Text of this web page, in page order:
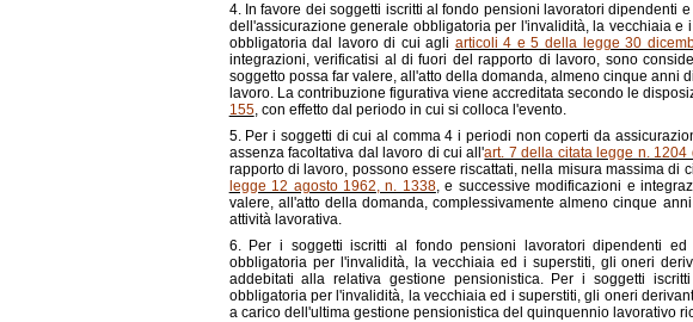
4. In favore dei soggetti iscritti al fondo pensioni lavoratori dipendenti
dell'assicurazione generale obbligatoria per l'invalidità, la vecchiaia e
obbligatoria dal lavoro di cui agli articoli 4 e 5 della legge 30
integrazioni, verificatisi al di fuori del rapporto di lavoro, sono
soggetto possa far valere, all'atto della domanda, almeno cinque anni
lavoro. La contribuzione figurativa viene accreditata secondo le
155, con effetto dal periodo in cui si colloca l'evento.
5. Per i soggetti di cui al comma 4 i periodi non coperti da
assenza facoltativa dal lavoro di cui all'art. 7 della citata legge n. 1204
rapporto di lavoro, possono essere riscattati, nella misura massima di
legge 12 agosto 1962, n. 1338, e successive modificazioni e
valere, all'atto della domanda, complessivamente almeno cinque
attività lavorativa.
6. Per i soggetti iscritti al fondo pensioni lavoratori dipendenti ed
obbligatoria per l'invalidità, la vecchiaia ed i superstiti, gli oneri
addebitati alla relativa gestione pensionistica. Per i soggetti
obbligatoria per l'invalidità, la vecchiaia ed i superstiti, gli oneri
a carico dell'ultima gestione pensionistica del quinquennio lavorativo